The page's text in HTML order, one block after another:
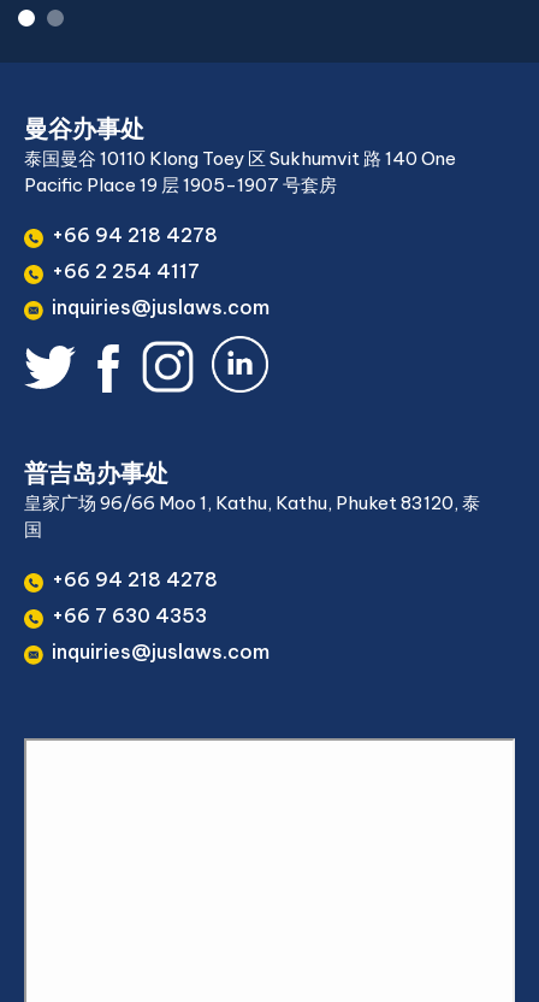
曼谷办事处
泰国曼谷 10110 Klong Toey 区 Sukhumvit 路 140 One
Pacific Place 19 层 1905-1907 号套房
+66 94 218 4278
+66 2 254 4117
inquiries@juslaws.com
普吉岛办事处
皇家广场 96/66 Moo 1, Kathu, Kathu, Phuket 83120, 泰
国
+66 94 218 4278
+66 7 630 4353
inquiries@juslaws.com